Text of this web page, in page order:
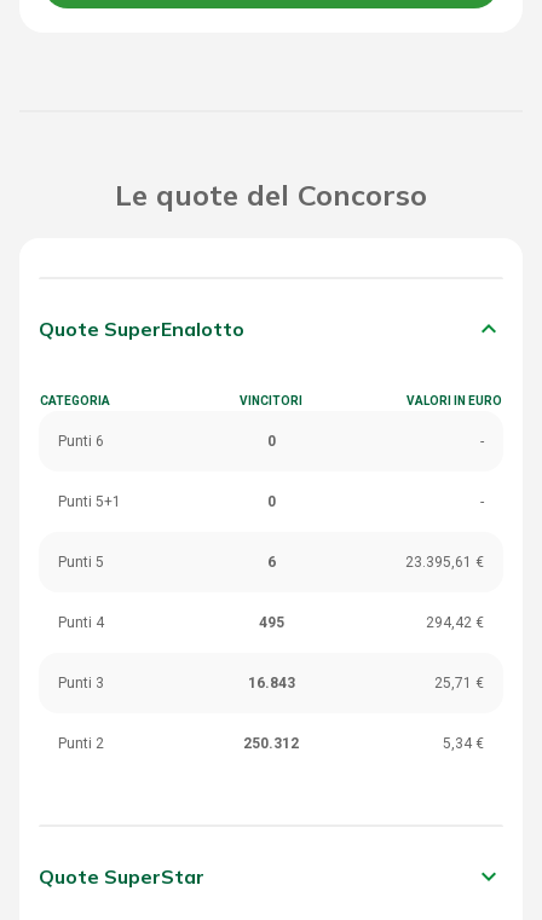
Le quote del Concorso
Quote SuperEnalotto keyboard_arrow_down
CATEGORIA VINCITORI VALORI IN EURO
Punti 6 0 -
Punti 5+1 0 -
Punti 5 6 23.395,61 €
Punti 4 495 294,42 €
Punti 3 16.843 25,71 €
Punti 2 250.312 5,34 €
Quote SuperStar keyboard_arrow_down